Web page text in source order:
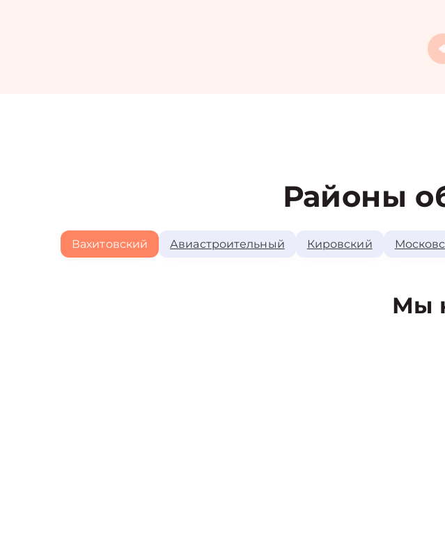
Районы
Вахитовский Авиастроительный Кировский
Мы